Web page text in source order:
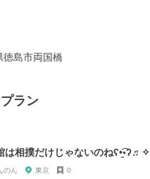
徳島市両国橋
ラン
は相撲だけじゃないのねʕ•̫͡•ʔ♬✧
のん 東京 0